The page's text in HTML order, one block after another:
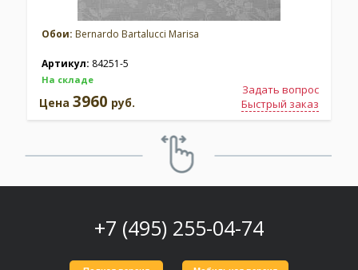
Обои: Bernardo Bartalucci Marisa
Артикул: 84251-5
На складе
Задать вопрос
Быстрый заказ
Цена 3960 руб.
+7 (495) 255-04-74